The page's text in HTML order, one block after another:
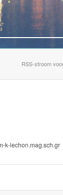
RSS-stroom
k-lechon.mag.sch.gr